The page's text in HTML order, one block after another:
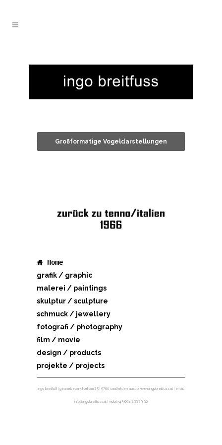
Großformatige Vogeldarstellungen
Home
grafik / graphic
malerei / paintings
skulptur / sculpture
schmuck / jewellery
fotografi / photography
film / movie
design / products
projekte / projects
ingo breitfuß | gewerbepark harham 25 | 5760 saalfelden austria www.ingobreitfuss.at | email:
info@ingobreitfuss.at | mobil:+43 664 233 29 30